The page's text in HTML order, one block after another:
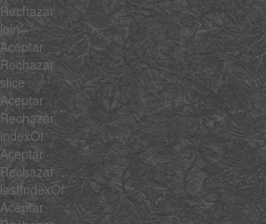
Rechazar
join
Aceptar
Rechazar
slice
Aceptar
Rechazar
indexOf
Aceptar
Rechazar
lastIndexOf
Aceptar